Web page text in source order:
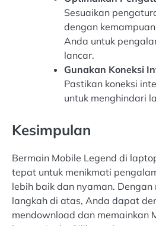
Sesuaikan
dengan
Anda untuk
lancar.
Gunakan Koneksi
Pastikan koneksi
untuk menghindari
Kesimpulan
Bermain Mobile Legend di
tepat untuk menikmati
lebih baik dan nyaman.
langkah di atas, Anda dapat
mendownload dan memainkan